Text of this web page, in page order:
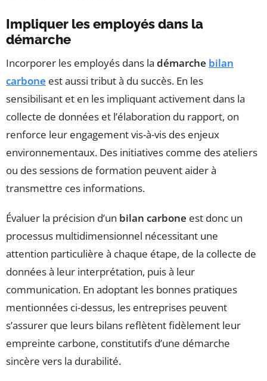
Impliquer les employés dans la
démarche
Incorporer les employés dans la démarche bilan
carbone est aussi tribut à du succès. En les
sensibilisant et en les impliquant activement dans la
collecte de données et l’élaboration du rapport, on
renforce leur engagement vis-à-vis des enjeux
environnementaux. Des initiatives comme des ateliers
ou des sessions de formation peuvent aider à
transmettre ces informations.
Évaluer la précision d’un bilan carbone est donc un
processus multidimensionnel nécessitant une
attention particulière à chaque étape, de la collecte de
données à leur interprétation, puis à leur
communication. En adoptant les bonnes pratiques
mentionnées ci-dessus, les entreprises peuvent
s’assurer que leurs bilans reflètent fidèlement leur
empreinte carbone, constitutifs d’une démarche
sincère vers la durabilité.